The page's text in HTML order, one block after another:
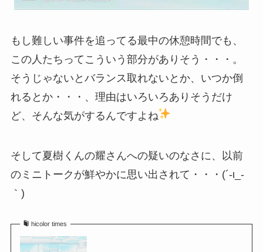
もし難しい事件を追ってる最中の休憩時間でも、
この人たちってこういう部分がありそう・・・。
そうじゃないとバランス取れないとか、いつか倒
れるとか・・・、理由はいろいろありそうだけ
ど、そんな気がするんですよね
そして夏樹くんの耀さんへの疑いのなさに、以前
のミニトークが鮮やかに思い出されて・・・(´-ι_-
｀)
hicolor times